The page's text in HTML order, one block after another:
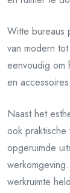
Witte bureaus
van modern
eenvoudig om
en
Naast het
ook
opgeruimde
werkruimte